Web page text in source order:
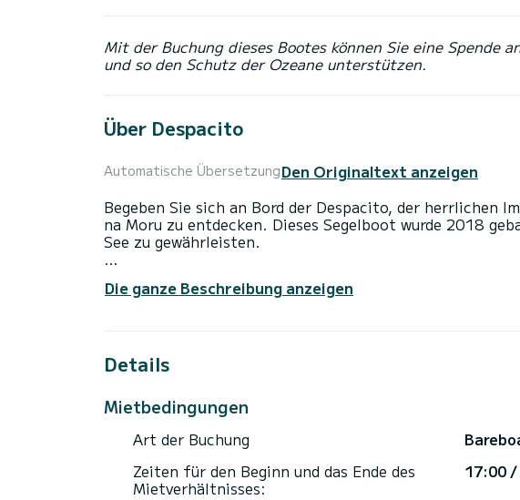
Mit der Buchung dieses Bootes können Sie eine Spende
und so den Schutz der Ozeane unterstützen.
Über Despacito
Automatische ÜbersetzungDen Originaltext anzeigen
Begeben Sie sich an Bord der Despacito, der herrlichen
na Moru zu entdecken. Dieses Segelboot wurde 2018
See zu gewährleisten.
einer Gesamtlänge von 12 Metern und einer Leistung von
Biograd na Moru
Für Sie Komfort, Despacito verfügt über 2 Toiletten mit
Dieses Boot ist mit einem Rollgroßsegel und einer
insbesondere über folgende Ausstattung: Autopilot,
USB-Anschluss , Deckdusche, Badeplattform, Bluetooth-
N' zögern Sie nicht, uns zu kontaktieren jede Anfrage
Die ganze Beschreibung anzeigen
Details
Mietbedingungen
Art der Buchung
Zeiten für den Beginn und das Ende des
Mietverhältnisses:
17:00